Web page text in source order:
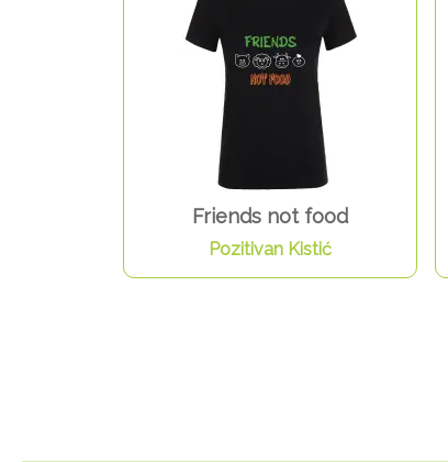
Friends not food
Pozitivan Kistić